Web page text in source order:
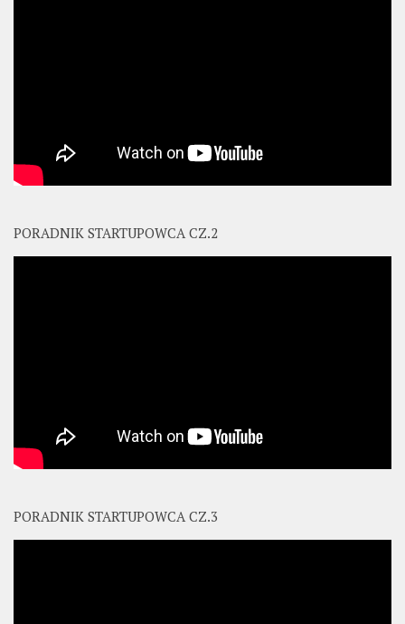
PORADNIK STARTUPOWCA CZ.2
PORADNIK STARTUPOWCA CZ.3